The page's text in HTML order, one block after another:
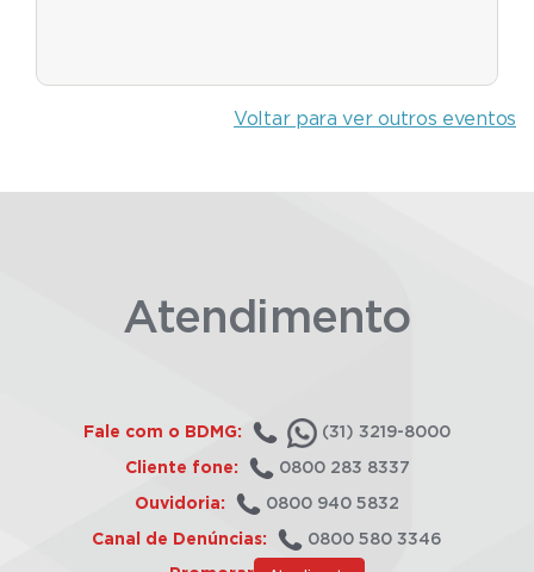
Voltar para ver outros eventos
Atendimento
Fale com o BDMG: (31) 3219-8000
Cliente fone: 0800 283 8337
Ouvidoria: 0800 940 5832
Canal de Denúncias: 0800 580 3346